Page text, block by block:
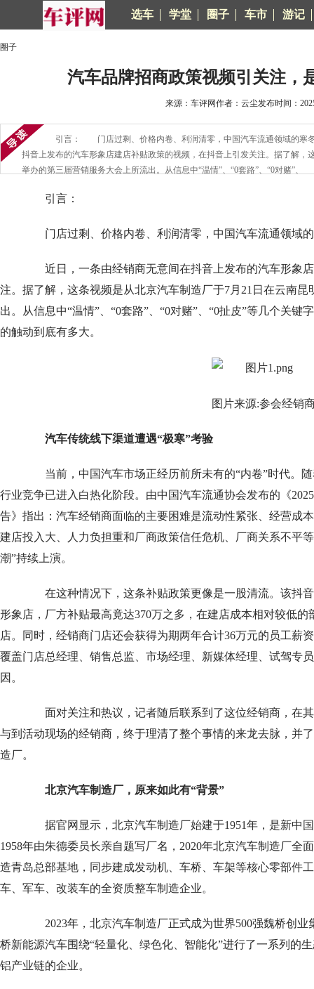
选车 学堂 圈子 车市 游记
圈子
汽车品牌招商政策视频引关注，
来源：车评网作者：云尘发布时间：
引言： 门店过剩、价格内卷、利润清零，中国汽车流通领域的寒
抖音上发布的汽车形象店建店补贴政策的视频，在抖音上引发关注。据了解，
举办的第三届营销服务大会上所流出。从信息中“温情”、“0套路”、“0对赌”、
引言：
门店过剩、价格内卷、利润清零，中国汽车流通领域的
近日，一条由经销商无意间在抖音上发布的汽车形象店
注。据了解，这条视频是从北京汽车制造厂于7月21日在云南
出。从信息中“温情”、“0套路”、“0对赌”、“0扯皮”等几个关
的触动到底有多大。
图片来源:参会经销
汽车传统线下渠道遭遇“极寒”考验
当前，中国汽车市场正经历前所未有的“内卷”时代。随
行业竞争已进入白热化阶段。由中国汽车流通协会发布的《
告》指出：汽车经销商面临的主要困难是流动性紧张、经营成
建店投入大、人力负担重和厂商政策信任危机、厂商关系不平
潮”持续上演。
在这种情况下，这条补贴政策更像是一股清流。该抖音
形象店，厂方补贴最高竟达370万之多，在建店成本相对较低
店。同时，经销商门店还会获得为期两年合计36万元的员工薪
覆盖门店总经理、销售总监、市场经理、新媒体经理、试驾专
因。
面对关注和热议，记者随后联系到了这位经销商，在其
与到活动现场的经销商，终于理清了整个事情的来龙去脉，
造厂。
北京汽车制造厂，原来如此有“背景”
据官网显示，北京汽车制造厂始建于1951年，是新中
1958年由朱德委员长亲自题写厂名，2020年北京汽车制造厂全
造青岛总部基地，同步建成发动机、车桥、车架等核心零部件
车、军车、改装车的全资质整车制造企业。
2023年，北京汽车制造厂正式成为世界500强魏桥创业
桥新能源汽车围绕“轻量化、绿色化、智能化”进行了一系列的
铝产业链的企业。